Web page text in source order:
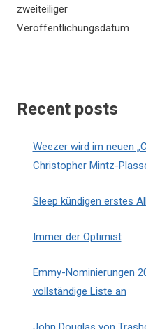
zweiteiliger
Veröffentlichungsdatum
Recent posts
Weezer wird im neuen
Christopher Mintz-
Sleep kündigen erstes
Immer der Optimist
Emmy-Nominierungen
vollständige Liste an